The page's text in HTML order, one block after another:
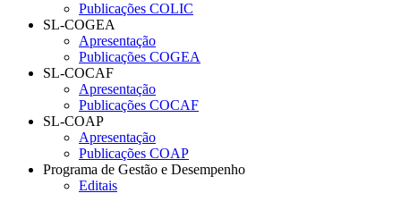
Publicações COLIC
SL-COGEA
Apresentação
Publicações COGEA
SL-COCAF
Apresentação
Publicações COCAF
SL-COAP
Apresentação
Publicações COAP
Programa de Gestão e Desempenho
Editais